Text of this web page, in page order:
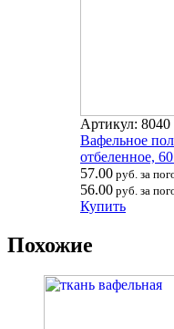
Артикул: 8040
Вафельное
отбеленное,
57.00 руб. за
56.00 руб. за
Купить
Похожие